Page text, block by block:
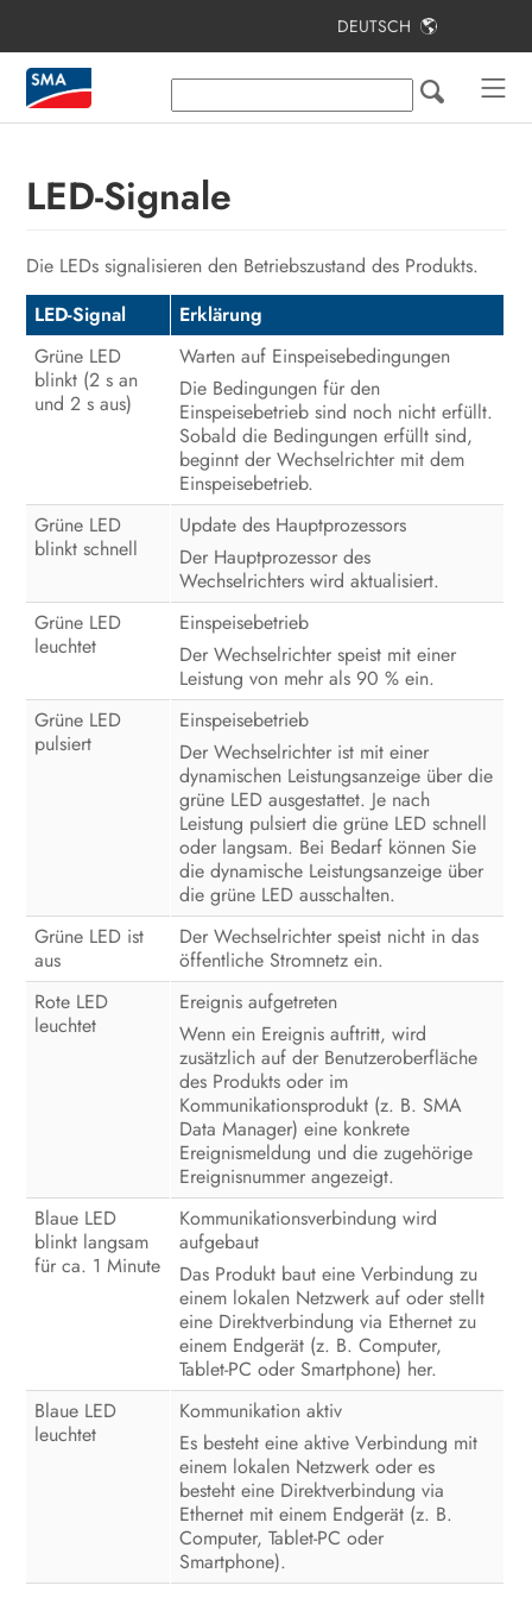
DEUTSCH
LED-Signale
Die LEDs signalisieren den Betriebszustand des Produkts.
LED-Signal
Erklärung
Grüne LED
blinkt (2 s an
und 2 s aus)
Warten auf Einspeisebedingungen
Die Bedingungen für den
Einspeisebetrieb sind noch nicht erfüllt.
Sobald die Bedingungen erfüllt sind,
beginnt der Wechselrichter mit dem
Einspeisebetrieb.
Grüne LED
blinkt schnell
Update des Hauptprozessors
Der Hauptprozessor des
Wechselrichters wird aktualisiert.
Grüne LED
leuchtet
Einspeisebetrieb
Der Wechselrichter speist mit einer
Leistung von mehr als 90 % ein.
Grüne LED
pulsiert
Einspeisebetrieb
Der Wechselrichter ist mit einer
dynamischen Leistungsanzeige über die
grüne LED ausgestattet. Je nach
Leistung pulsiert die grüne LED schnell
oder langsam. Bei Bedarf können Sie
die dynamische Leistungsanzeige über
die grüne LED ausschalten.
Grüne LED ist
aus
Der Wechselrichter speist nicht in das
öffentliche Stromnetz ein.
Rote LED
leuchtet
Ereignis aufgetreten
Wenn ein Ereignis auftritt, wird
zusätzlich auf der Benutzeroberfläche
des Produkts oder im
Kommunikationsprodukt (z. B. SMA
Data Manager) eine konkrete
Ereignismeldung und die zugehörige
Ereignisnummer angezeigt.
Blaue LED
blinkt langsam
für ca. 1 Minute
Kommunikationsverbindung wird
aufgebaut
Das Produkt baut eine Verbindung zu
einem lokalen Netzwerk auf oder stellt
eine Direktverbindung via Ethernet zu
einem Endgerät (z. B. Computer,
Tablet-PC oder Smartphone) her.
Blaue LED
leuchtet
Kommunikation aktiv
Es besteht eine aktive Verbindung mit
einem lokalen Netzwerk oder es
besteht eine Direktverbindung via
Ethernet mit einem Endgerät (z. B.
Computer, Tablet-PC oder
Smartphone).
Inhaltsverzeichnis
Hinweise zu diesem Dokument
Lieferumfang
Zusätzlich benötigte Materialien und
Hilfsmittel
Produktübersicht
Montage und Anschlussvorbereitung
Elektrischer Anschluss
Inbetriebnahme
Bedienung
Wechselrichter spannungsfrei
schalten
Produkt reinigen
Fehlersuche
Wechselrichter außer Betrieb
Vorgehen bei Erhalt eines
Austauschgeräts
Technische Daten
Kontakt
EU-Konformitätserklärung